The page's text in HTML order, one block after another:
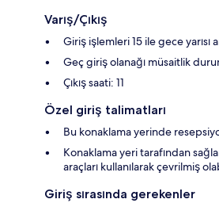
Varış/Çıkış
Giriş işlemleri 15 ile gece yarısı
Geç giriş olanağı müsaitlik
Çıkış saati: 11
Özel giriş talimatları
Bu konaklama yerinde
Konaklama yeri tarafından
araçları kullanılarak çevrilmiş
Giriş sırasında gerekenler